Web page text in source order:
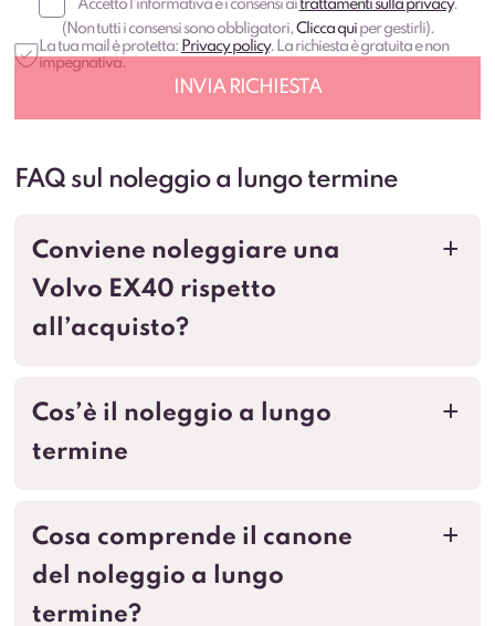
(Non tutti i consensi sono obbligatori,
per gestirli).
La tua mail è protetta:Privacy policy. La richiesta è gratuita e non
impegnativa.
FAQ sul noleggio a lungo termine
a
Conviene noleggiare una
Volvo EX40 rispetto
all’acquisto?
a
Cos’è il noleggio a lungo
termine
a
Cosa comprende il canone
del noleggio a lungo
termine?